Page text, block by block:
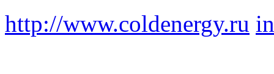
http://www.coldenergy.ru